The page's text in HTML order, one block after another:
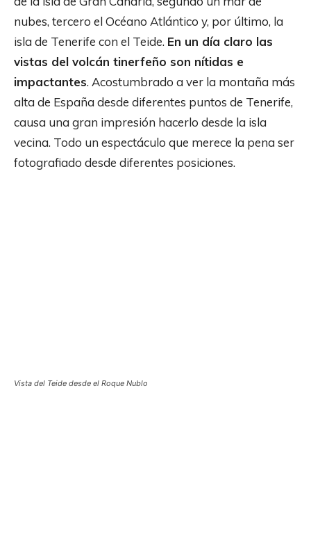
nubes, tercero el Océano Atlántico y, por último, la
isla de Tenerife con el Teide. En un día claro las
vistas del volcán tinerfeño son nítidas e
impactantes. Acostumbrado a ver la montaña más
alta de España desde diferentes puntos de Tenerife,
causa una gran impresión hacerlo desde la isla
vecina. Todo un espectáculo que merece la pena ser
fotografiado desde diferentes posiciones.
Vista del Teide desde el Roque Nublo